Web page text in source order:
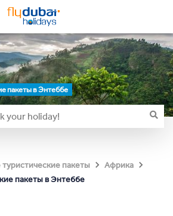
пакеты в Энтеббе
пакеты
Африка
пакеты в Энтеббе